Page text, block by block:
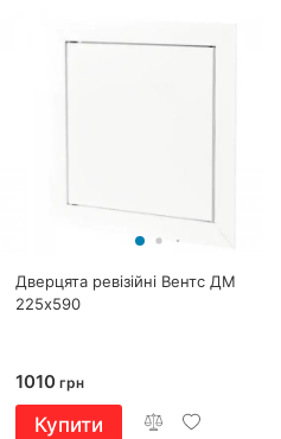
Дверцята ревізійні Вентс ДМ
225х590
1010 грн
Купити